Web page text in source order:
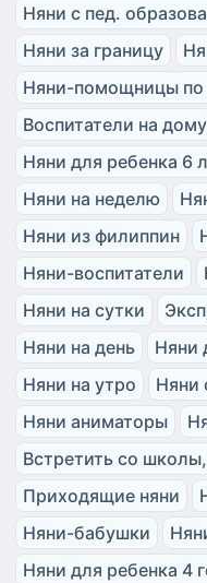
Няни с пед.
Няни за границу
Няни-помощницы
Воспитатели на дому
Няни для ребенка 6
Няни на неделю
Няни из филиппин
Няни-воспитатели
Няни на сутки
Няни на день
Няни
Няни на утро
Няни
Няни аниматоры
Встретить со
Приходящие няни
Няни-бабушки
Няни для ребенка 4